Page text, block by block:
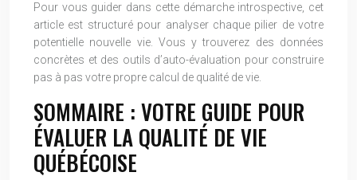
Pour vous guider dans cette démarche introspective, cet
article est structuré pour analyser chaque pilier de votre
potentielle nouvelle vie. Vous y trouverez des données
concrètes et des outils d’auto-évaluation pour construire
pas à pas votre propre calcul de qualité de vie.
SOMMAIRE : VOTRE GUIDE POUR
ÉVALUER LA QUALITÉ DE VIE
QUÉBÉCOISE